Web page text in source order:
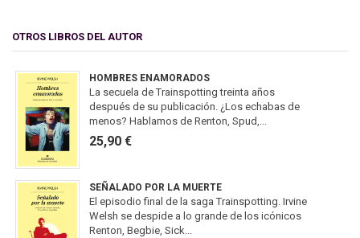
OTROS LIBROS DEL AUTOR
HOMBRES ENAMORADOS
La secuela de Trainspotting treinta años
después de su publicación. ¿Los echabas de
menos? Hablamos de Renton, Spud,...
25,90 €
SEÑALADO POR LA MUERTE
El episodio final de la saga Trainspotting. Irvine
Welsh se despide a lo grande de los icónicos
Renton, Begbie, Sick...